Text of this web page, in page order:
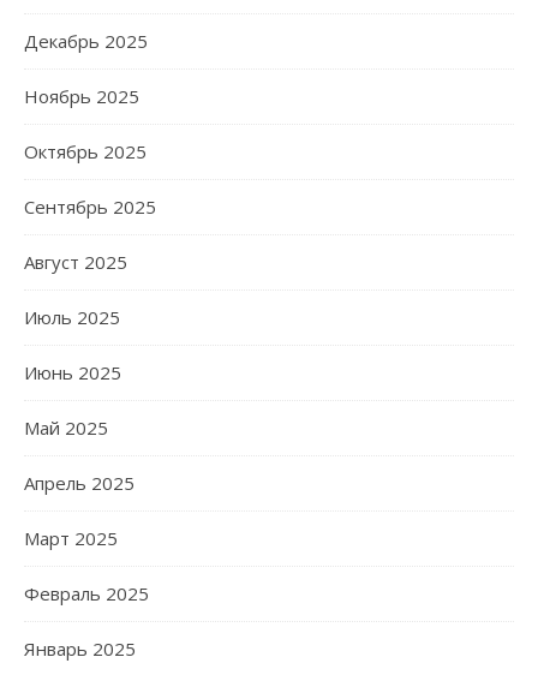
Декабрь 2025
Ноябрь 2025
Октябрь 2025
Сентябрь 2025
Август 2025
Июль 2025
Июнь 2025
Май 2025
Апрель 2025
Март 2025
Февраль 2025
Январь 2025